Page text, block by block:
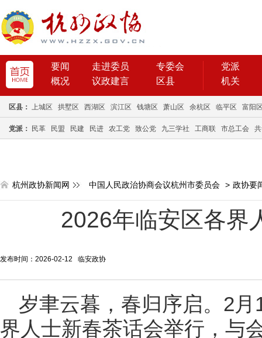
要闻 走进委员
专委会
概况
议政建言 区县
党派
机关
区县： 上城区 拱墅区 西湖区 滨江区 钱塘区 萧山区 余杭区 临平区 富阳
党派： 民革 民盟 民建 民进 农工党 致公党 九三学社 工商联 市总工会
杭州政协新闻网 中国人民政治协商会议杭州市委员会 > 政协要
2026年临安区各界
发布时间：2026-02-12 临安政协
岁聿云暮，春归序启。2
界人士新春茶话会举行，与